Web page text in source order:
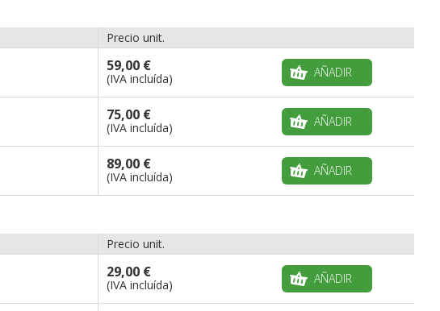
Precio unit.
59,00 €
(IVA incluída) AÑADIR
75,00 €
(IVA incluída) AÑADIR
89,00 €
(IVA incluída) AÑADIR
Precio unit.
29,00 €
(IVA incluída) AÑADIR